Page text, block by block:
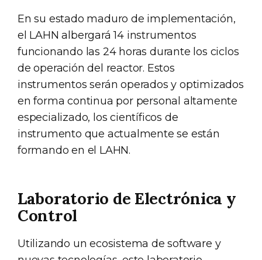
En su estado maduro de implementación,
el LAHN albergará 14 instrumentos
funcionando las 24 horas durante los ciclos
de operación del reactor. Estos
instrumentos serán operados y optimizados
en forma continua por personal altamente
especializado, los científicos de
instrumento que actualmente se están
formando en el LAHN.
Laboratorio de Electrónica y
Control
Utilizando un ecosistema de software y